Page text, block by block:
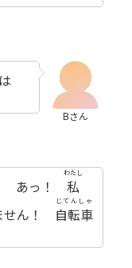
Bさん
は
あっ！ 私
わたし
ん！ 自転車
じてんしゃ